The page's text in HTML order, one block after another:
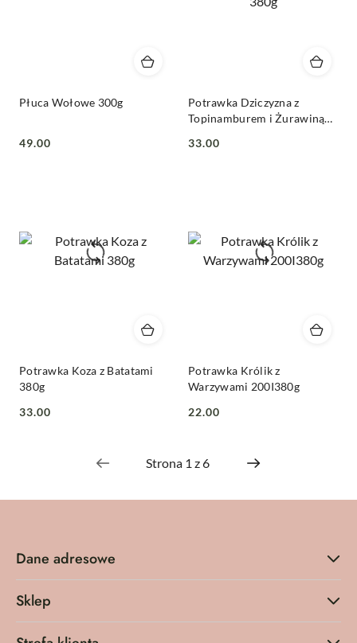
Płuca Wołowe 300g
Cena:
49.00
Potrawka Dziczyzna z
Topinamburem i Żurawiną
Cena:
33.00
Potrawka Koza z Batatami
380g
Cena:
33.00
Potrawka Królik z
Warzywami 200I380g
Cena:
22.00
Dane adresowe
Sklep